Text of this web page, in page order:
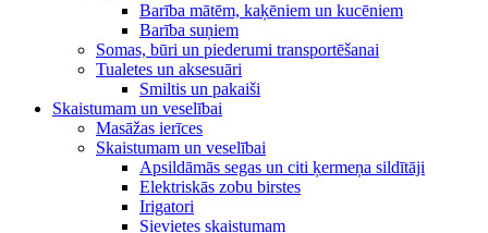
Barība mātēm, kaķēniem un kucēniem
Barība suņiem
Somas, būri un piederumi transportēšanai
Tualetes un aksesuāri
Smiltis un pakaiši
Skaistumam un veselībai
Masāžas ierīces
Skaistumam un veselībai
Apsildāmās segas un citi ķermeņa sildītāji
Elektriskās zobu birstes
Irigatori
Sievietes skaistumam